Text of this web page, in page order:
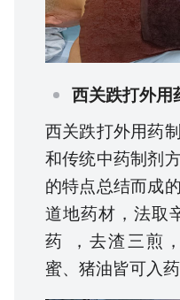
西关跌打外用
西关跌打外用药
和传统中药制剂
的特点总结而成
道地药材，法取
药 ，去渣三煎
蜜、猪油皆可入药